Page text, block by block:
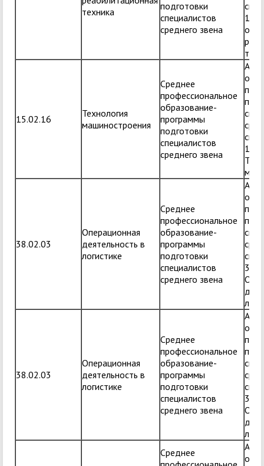
техника
подготовки
специалистов
среднего звена
15.02.16
Технология
машиностроения
Среднее
профессиональное
образование-
программы
подготовки
специалистов
среднего звена
38.02.03
Операционная
деятельность в
логистике
Среднее
профессиональное
образование-
программы
подготовки
специалистов
среднего звена
38.02.03
Операционная
деятельность в
логистике
Среднее
профессиональное
образование-
программы
подготовки
специалистов
среднего звена
Среднее